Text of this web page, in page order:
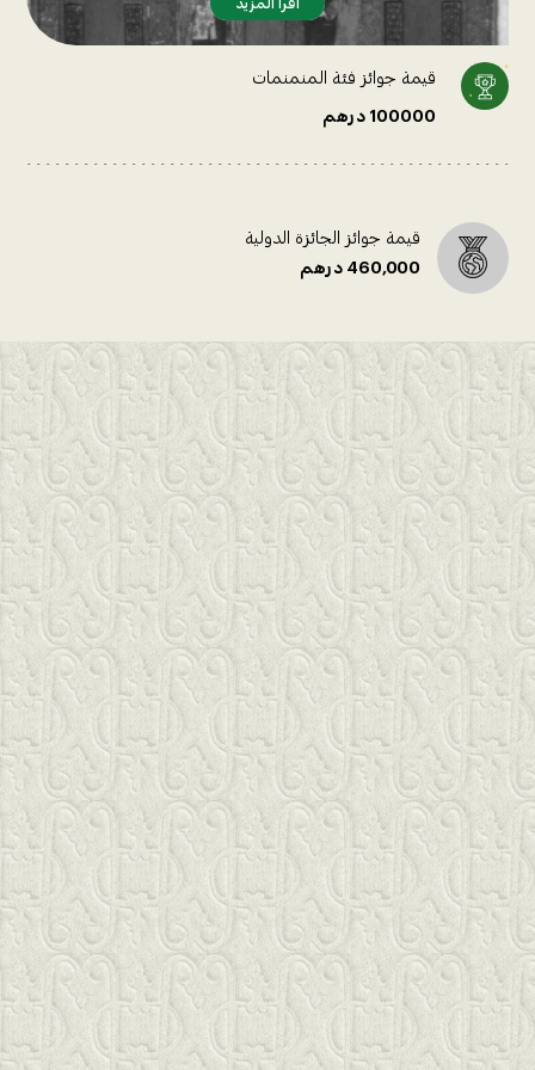
قيمة جوائز فئة المنمنمات
100000 درهم
قيمة جوائز الجائزة الدولية
460,000 درهم